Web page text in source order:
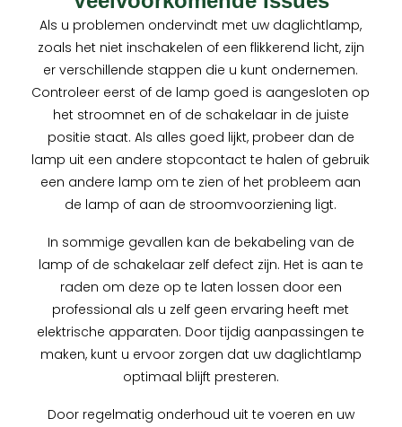
Als u problemen ondervindt met uw daglichtlamp,
zoals het niet inschakelen of een flikkerend licht, zijn
er verschillende stappen die u kunt ondernemen.
Controleer eerst of de lamp goed is aangesloten op
het stroomnet en of de schakelaar in de juiste
positie staat. Als alles goed lijkt, probeer dan de
lamp uit een andere stopcontact te halen of gebruik
een andere lamp om te zien of het probleem aan
de lamp of aan de stroomvoorziening ligt.
In sommige gevallen kan de bekabeling van de
lamp of de schakelaar zelf defect zijn. Het is aan te
raden om deze op te laten lossen door een
professional als u zelf geen ervaring heeft met
elektrische apparaten. Door tijdig aanpassingen te
maken, kunt u ervoor zorgen dat uw daglichtlamp
optimaal blijft presteren.
Door regelmatig onderhoud uit te voeren en uw